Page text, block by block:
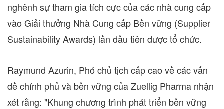
nghênh sự tham gia tích cực của các nhà cung cấp
vào Giải thưởng Nhà Cung cấp Bền vững (Supplier
Sustainability Awards) lần đầu tiên được tổ chức.
Raymund Azurin, Phó chủ tịch cấp cao về các vấn
đề chính phủ và bền vững của Zuellig Pharma nhận
xét rằng: "Khung chương trình phát triển bền vững